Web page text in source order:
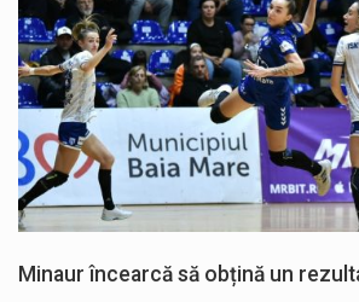
Minaur încearcă să obțină un